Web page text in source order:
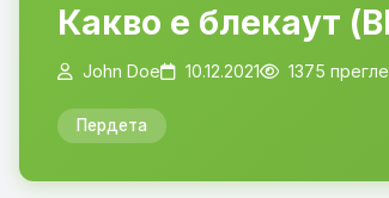
Какво е блекаут
John Doe 10.12.2021 1375
Пердета